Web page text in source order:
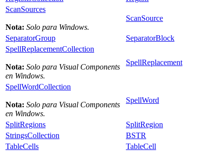
ScanSources
Nota: Solo para Windows.
ScanSource
SeparatorGroup
SeparatorBlock
SpellReplacementCollection
Nota: Solo para Visual Components
en Windows.
SpellReplacement
SpellWordCollection
Nota: Solo para Visual Components
en Windows.
SpellWord
SplitRegions
SplitRegion
StringsCollection
BSTR
TableCells
TableCell